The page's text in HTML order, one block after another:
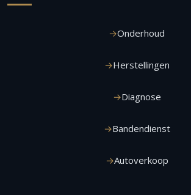
Onderhoud
Herstellingen
Diagnose
Bandendienst
Autoverkoop